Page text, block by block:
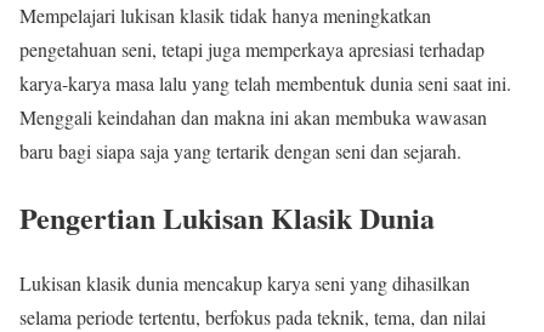
Mempelajari lukisan klasik tidak hanya meningkatkan
pengetahuan seni, tetapi juga memperkaya apresiasi terhadap
karya-karya masa lalu yang telah membentuk dunia seni saat ini.
Menggali keindahan dan makna ini akan membuka wawasan
baru bagi siapa saja yang tertarik dengan seni dan sejarah.
Pengertian Lukisan Klasik Dunia
Lukisan klasik dunia mencakup karya seni yang dihasilkan
selama periode tertentu, berfokus pada teknik, tema, dan nilai